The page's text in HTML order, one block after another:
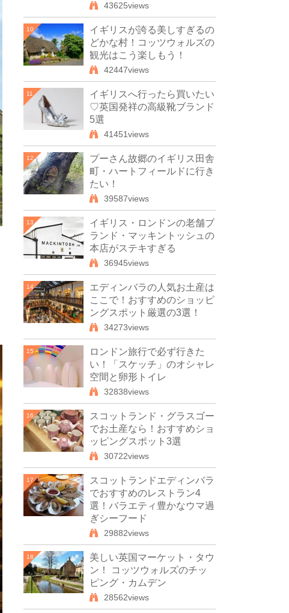
43625views
10
イギリスが誇る美しすぎるの
どかな村！コッツウォルズの
観光はこう楽しもう！
42447views
11
イギリスへ行ったら買いたい
♡英国発祥の高級靴ブランド
5選
41451views
12
プーさん故郷のイギリス田舎
町・ハートフィールドに行き
たい！
39587views
13
イギリス・ロンドンの老舗ブ
ランド・マッキントッシュの
本店がステキすぎる
36945views
14
エディンバラの人気お土産は
ここで！おすすめのショッピ
ングスポット厳選の3選！
34273views
15
ロンドン旅行で必ず行きた
い！「スケッチ」のオシャレ
空間と卵形トイレ
32838views
16
スコットランド・グラスゴー
でお土産なら！おすすめショ
ッピングスポット3選
30722views
17
スコットランドエディンバラ
でおすすめのレストラン4
選！バラエティ豊かなウマ過
ぎシーフード
29882views
18
美しい英国マーケット・タウ
ン！ コッツウォルズのチッ
ピング・カムデン
28562views